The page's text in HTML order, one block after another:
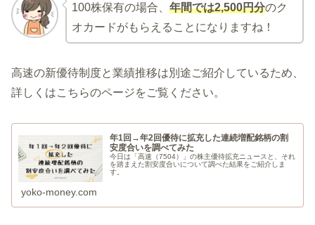
100株保有の場合、 年間では2,500円分のク
オカードがもらえることになりますね！
高速の新優待制度と業績推移は別途ご紹介しているため、
詳しくはこちらのページをご覧ください。
年1回→年2回優待に拡充した連続増配銘柄の割
安度合いを調べてみた
今日は「高速（7504）」の株主優待拡充ニュースと、それ
を踏まえた割安度合いについて調べた結果をご紹介しま
す。
yoko-money.com